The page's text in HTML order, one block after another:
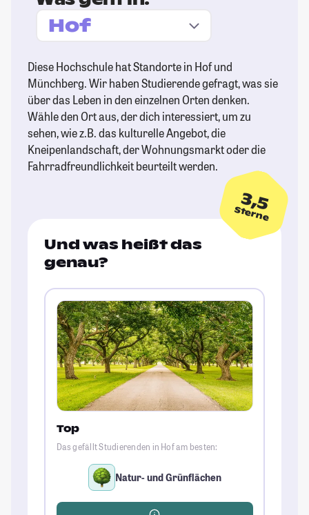
Diese Hochschule hat Standorte in Hof und
Münchberg. Wir haben Studierende gefragt, was sie
über das Leben in den einzelnen Orten denken.
Wähle den Ort aus, der dich interessiert, um zu
sehen, wie z.B. das kulturelle Angebot, die
Kneipenlandschaft, der Wohnungsmarkt oder die
Fahrradfreundlichkeit beurteilt werden.
3,5
Sterne
Und was heißt das
genau?
Top
Das gefällt Studierenden in Hof am besten:
Natur- und Grünflächen